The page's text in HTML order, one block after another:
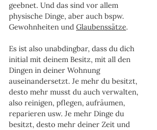
geebnet. Und das sind vor allem
physische Dinge, aber auch bspw.
Gewohnheiten und Glaubenssätze.
Es ist also unabdingbar, dass du dich
initial mit deinem Besitz, mit all den
Dingen in deiner Wohnung
auseinandersetzt. Je mehr du besitzt,
desto mehr musst du auch verwalten,
also reinigen, pflegen, aufräumen,
reparieren usw. Je mehr Dinge du
besitzt, desto mehr deiner Zeit und